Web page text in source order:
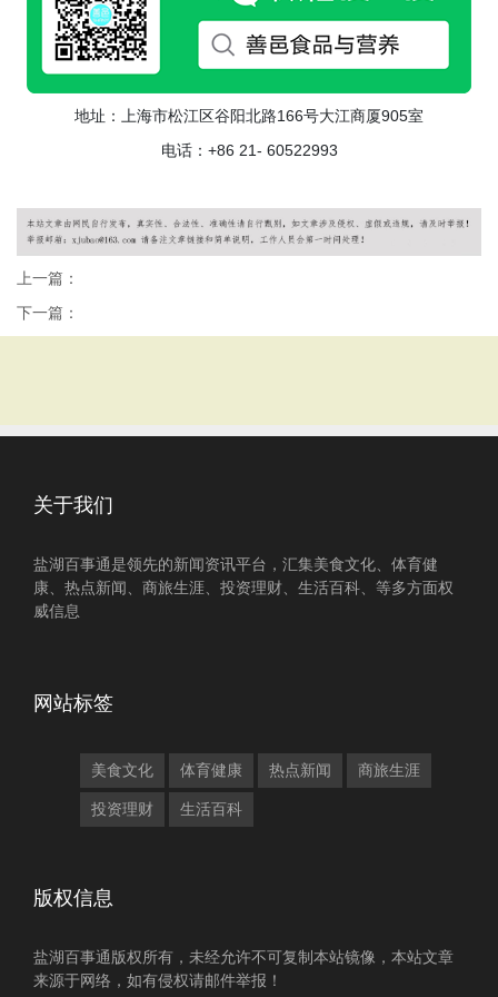
地址：上海市松江区谷阳北路166号大江商厦905室
电话：+86 21- 60522993
上一篇：
下一篇：
关于我们
盐湖百事通是领先的新闻资讯平台，汇集美食文化、体育健
康、热点新闻、商旅生涯、投资理财、生活百科、等多方面权
威信息
网站标签
美食文化 体育健康 热点新闻 商旅生涯
投资理财 生活百科
版权信息
盐湖百事通版权所有，未经允许不可复制本站镜像，本站文章
来源于网络，如有侵权请邮件举报！